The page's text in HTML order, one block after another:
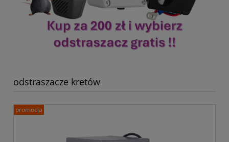
odstraszacze kretów
promocja